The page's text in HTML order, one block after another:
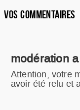
VOS COMMENTAIRES
modération
Attention, votre
avoir été relu et